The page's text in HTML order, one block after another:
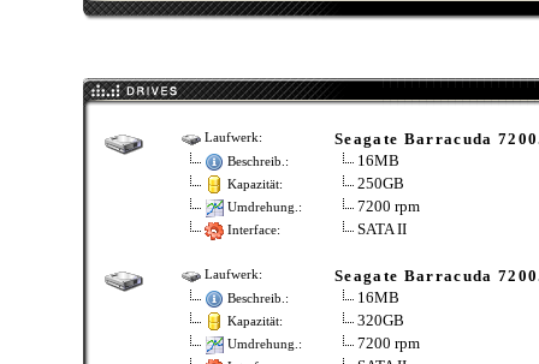
Laufwerk: Seagate Barracuda
Beschreib.: 16MB
Kapazität: 250GB
Umdrehung.: 7200 rpm
Interface: SATA II
Laufwerk: Seagate Barracuda
Beschreib.: 16MB
Kapazität: 320GB
Umdrehung.: 7200 rpm